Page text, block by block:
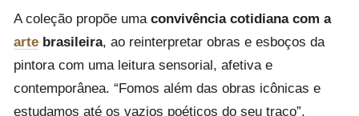
A coleção propõe uma convivência cotidiana com a
arte brasileira, ao reinterpretar obras e esboços da
pintora com uma leitura sensorial, afetiva e
contemporânea. “Fomos além das obras icônicas e
estudamos até os vazios poéticos do seu traço”,